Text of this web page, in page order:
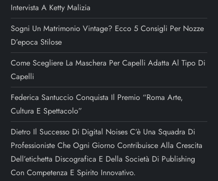
Intervista A Ketty Malizia
Sogni Un Matrimonio Vintage? Ecco 5 Consigli Per Nozze
D’epoca Stilose
Come Scegliere La Maschera Per Capelli Adatta Al Tipo Di
Capelli
Federica Santuccio Conquista Il Premio “Roma Arte,
Cultura E Spettacolo”
Dietro Il Successo Di Digital Noises C’è Una Squadra Di
Professioniste Che Ogni Giorno Contribuisce Alla Crescita
Dell’etichetta Discografica E Della Società Di Publishing
Con Competenza E Spirito Innovativo.